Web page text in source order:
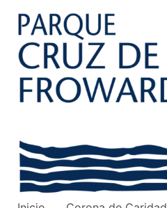
contenido